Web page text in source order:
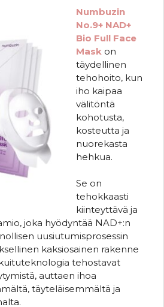
Numbuzin
No.9+ NAD+
Bio Full Face
Mask on
täydellinen
tehohoito, kun
iho kaipaa
välitöntä
kohotusta,
kosteutta ja
nuorekasta
hehkua.
Se on
tehokkaasti
kiinteyttävä ja
joka hyödyntää NAD+:n
uusiutumisprosessin
kaksiosainen rakenne
tehostavat
auttaen ihoa
täyteläisemmältä ja